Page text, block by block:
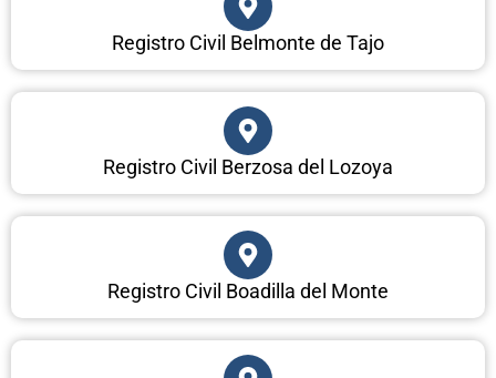
Registro Civil Belmonte de Tajo
Registro Civil Berzosa del Lozoya
Registro Civil Boadilla del Monte